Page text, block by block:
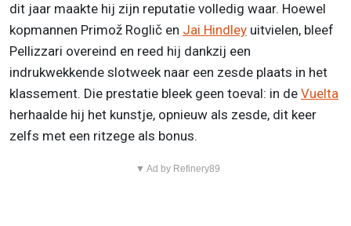
dit jaar maakte hij zijn reputatie volledig waar. Hoewel
kopmannen Primož Roglič en Jai Hindley uitvielen, bleef
Pellizzari overeind en reed hij dankzij een
indrukwekkende slotweek naar een zesde plaats in het
klassement. Die prestatie bleek geen toeval: in de Vuelta
herhaalde hij het kunstje, opnieuw als zesde, dit keer
zelfs met een ritzege als bonus.
▼ Ad by Refinery89